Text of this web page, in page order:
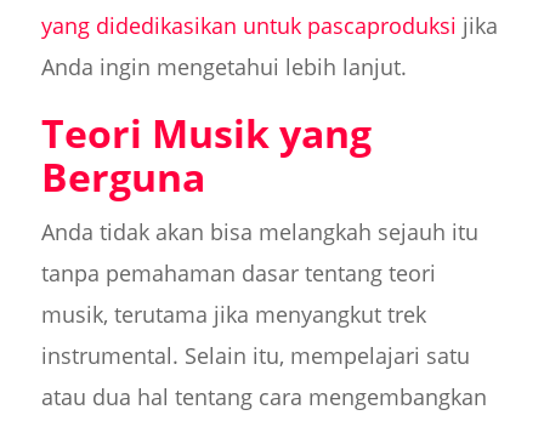
yang didedikasikan untuk pascaproduksi jika
Anda ingin mengetahui lebih lanjut.
Teori Musik yang
Berguna
Anda tidak akan bisa melangkah sejauh itu
tanpa pemahaman dasar tentang teori
musik, terutama jika menyangkut trek
instrumental. Selain itu, mempelajari satu
atau dua hal tentang cara mengembangkan